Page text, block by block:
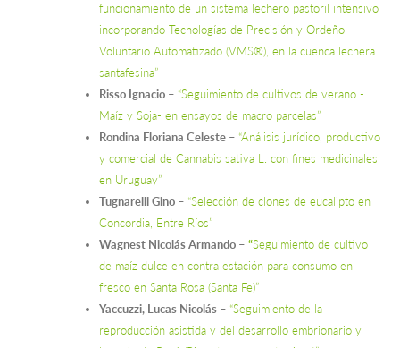
funcionamiento de un sistema lechero pastoril intensivo
incorporando Tecnologías de Precisión y Ordeño
Voluntario Automatizado (VMS®), en la cuenca lechera
santafesina”
Risso Ignacio – “Seguimiento de cultivos de verano -
Maíz y Soja- en ensayos de macro parcelas”
Rondina Floriana Celeste – “Análisis jurídico, productivo
y comercial de Cannabis sativa L. con fines medicinales
en Uruguay”
Tugnarelli Gino – “Selección de clones de eucalipto en
Concordia, Entre Ríos”
Wagnest Nicolás Armando – “Seguimiento de cultivo
de maíz dulce en contra estación para consumo en
fresco en Santa Rosa (Santa Fe)”
Yaccuzzi, Lucas Nicolás – “Seguimiento de la
reproducción asistida y del desarrollo embrionario y